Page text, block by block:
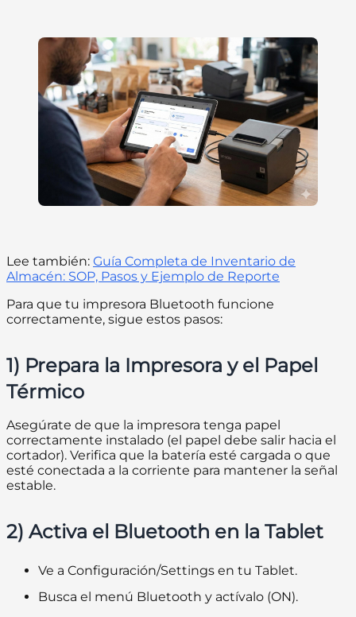
Lee también: Guía Completa de Inventario de
Almacén: SOP, Pasos y Ejemplo de Reporte
Para que tu impresora Bluetooth funcione
correctamente, sigue estos pasos:
1) Prepara la Impresora y el Papel
Térmico
Asegúrate de que la impresora tenga papel
correctamente instalado (el papel debe salir hacia el
cortador). Verifica que la batería esté cargada o que
esté conectada a la corriente para mantener la señal
estable.
2) Activa el Bluetooth en la Tablet
Ve a Configuración/Settings en tu Tablet.
Busca el menú Bluetooth y actívalo (ON).